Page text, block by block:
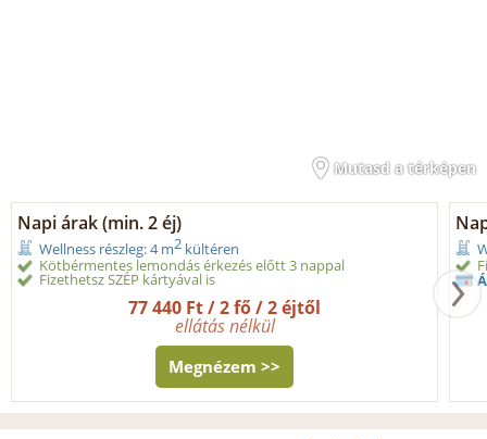
Mutasd a térképen
Napi árak (min. 2 éj)
Wellness részleg: 4 m2 kültéren
Kötbérmentes lemondás érkezés előtt 3 nappal
Fizethetsz SZÉP kártyával is
77 440 Ft / 2 fő / 2 éjtől
ellátás nélkül
Megnézem >>